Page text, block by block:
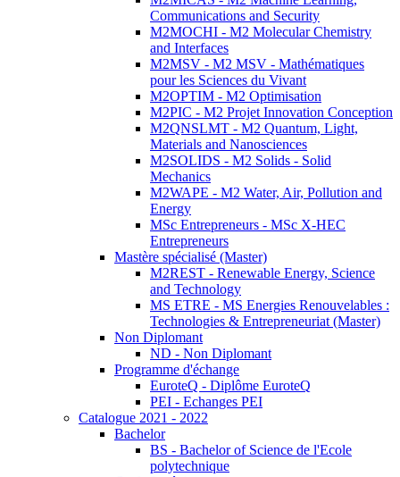
Communications and Security
M2MOCHI - M2 Molecular Chemistry
and Interfaces
M2MSV - M2 MSV - Mathématiques
pour les Sciences du Vivant
M2OPTIM - M2 Optimisation
M2PIC - M2 Projet Innovation Conception
M2QNSLMT - M2 Quantum, Light,
Materials and Nanosciences
M2SOLIDS - M2 Solids - Solid
Mechanics
M2WAPE - M2 Water, Air, Pollution and
Energy
MSc Entrepreneurs - MSc X-HEC
Entrepreneurs
Mastère spécialisé (Master)
M2REST - Renewable Energy, Science
and Technology
MS ETRE - MS Energies Renouvelables :
Technologies & Entrepreneuriat (Master)
Non Diplomant
ND - Non Diplomant
Programme d'échange
EuroteQ - Diplôme EuroteQ
PEI - Echanges PEI
Catalogue 2021 - 2022
Bachelor
BS - Bachelor of Science de l'Ecole
polytechnique